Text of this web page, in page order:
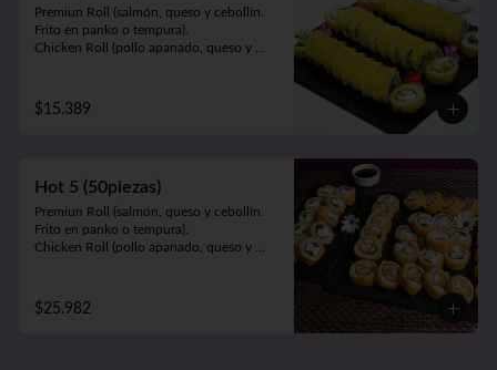
Frito en panko).
Hosomaki Green (queso y palta. Envuelto
en nori).
Premiun Roll (salmón, queso y cebollín.
Frito en panko o tempura).
Chicken Roll (pollo apanado, queso y
palta. Envuelto en pollo apanado y salsa
maracuyá).
$15.389
Hot 5 (50piezas)
Premiun Roll (salmón, queso y cebollín.
Frito en panko o tempura).
Chicken Roll (pollo apanado, queso y
palta. Envuelto en pollo apanado y salsa
maracuyá).
$25.982